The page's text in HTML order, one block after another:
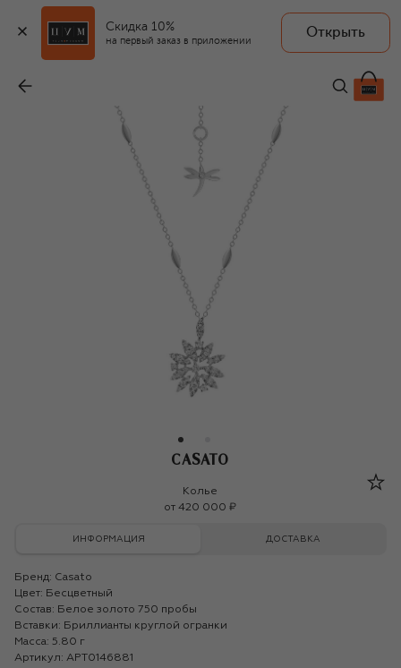
Скидка 10%
на первый заказ в приложении
Открыть
CASATO
CASATO
Casato
Колье
от 420 000 ₽
ИНФОРМАЦИЯ ДОСТАВКА
Бренд: Casato
Цвет: Бесцветный
Состав: Белое золото 750 пробы
Вставки: Бриллианты круглой огранки
Масса: 5.80 г
Артикул: APT0146881